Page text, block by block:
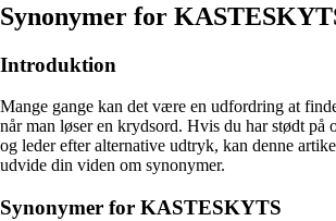
Synonymer for
Introduktion
Mange gange kan det være en udfordring at
når man løser en krydsord. Hvis du har stødt
og leder efter alternative udtryk, kan denne
udvide din viden om synonymer.
Synonymer for KASTESKYTS